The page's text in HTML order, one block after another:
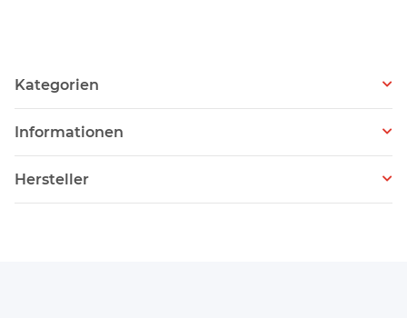
Kategorien
Informationen
Hersteller